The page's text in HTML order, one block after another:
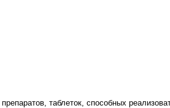
таблеток, способных